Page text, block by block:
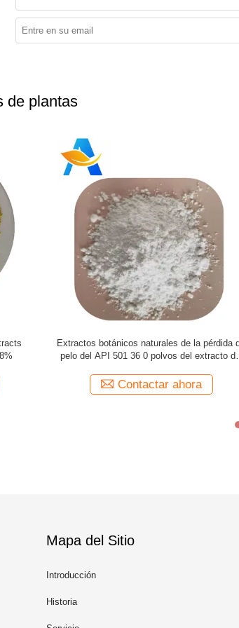
de plantas
del
El mejor del bulto API del cuidado de piel
complementa el polvo orgánico 501 del
Contactar ahora
Mapa del Sitio
Introducción
Historia